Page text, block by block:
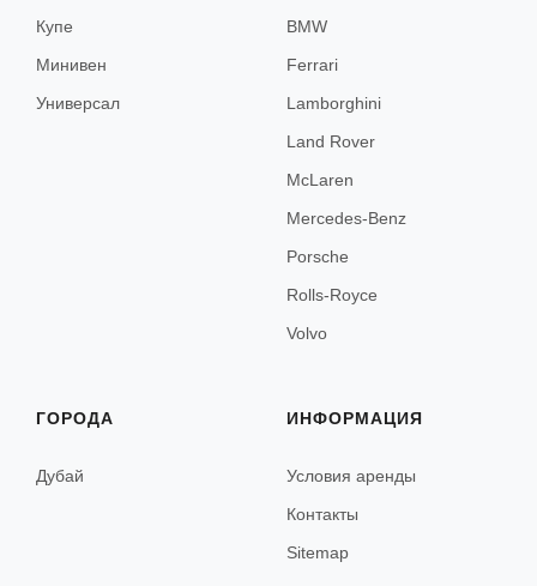
Эдинбург
Купе
Минивен
Универсал
BMW
Ferrari
Lamborghini
Land Rover
McLaren
Mercedes-Benz
Porsche
Rolls-Royce
Volvo
ГОРОДА
Дубай
ИНФОРМАЦИЯ
Условия аренды
Контакты
Sitemap